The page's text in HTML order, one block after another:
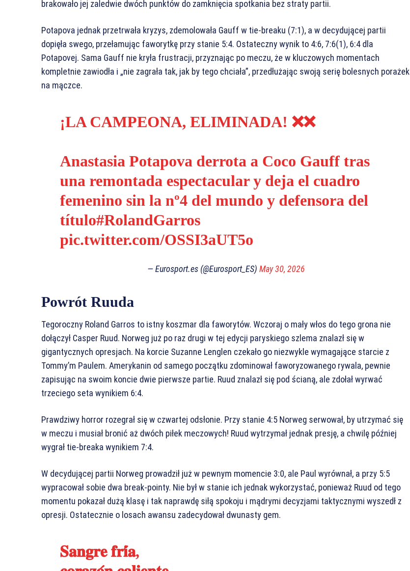
brakowało jej zaledwie dwóch punktów do zamknięcia spotkania bez straty partii.
Potapova jednak przetrwała kryzys, zdemolowała Gauff w tie-breaku (7:1), a w decydującej partii
dopięła swego, przełamując faworytkę przy stanie 5:4. Ostateczny wynik to 4:6, 7:6(1), 6:4 dla
Potapovej. Sama Gauff nie kryła frustracji, przyznając po meczu, że w kluczowych momentach
kompletnie zawiodła i „nie zagrała tak, jak by tego chciała”, przedłużając swoją serię bolesnych porażek
na mączce.
¡LA CAMPEONA, ELIMINADA! ❌❌
Anastasia Potapova derrota a Coco Gauff tras
una remontada espectacular y deja el cuadro
femenino sin la nº4 del mundo y defensora del
título#RolandGarros
pic.twitter.com/OSSI3aUT5o
— Eurosport.es (@Eurosport_ES) May 30, 2026
Powrót Ruuda
Tegoroczny Roland Garros to istny koszmar dla faworytów. Wczoraj o mały włos do tego grona nie
dołączył Casper Ruud. Norweg już po raz drugi w tej edycji paryskiego szlema znalazł się w
gigantycznych opresjach. Na korcie Suzanne Lenglen czekało go niezwykle wymagające starcie z
Tommy’m Paulem. Amerykanin od samego początku zdominował faworyzowanego rywala, pewnie
zapisując na swoim koncie dwie pierwsze partie. Ruud znalazł się pod ścianą, ale zdołał wyrwać
trzeciego seta wynikiem 6:4.
Prawdziwy horror rozegrał się w czwartej odsłonie. Przy stanie 4:5 Norweg serwował, by utrzymać się
w meczu i musiał bronić aż dwóch piłek meczowych! Ruud wytrzymał jednak presję, a chwilę później
wygrał tie-breaka wynikiem 7:4.
W decydującej partii Norweg prowadził już w pewnym momencie 3:0, ale Paul wyrównał, a przy 5:5
wypracował sobie dwa break-pointy. Nie był w stanie ich jednak wykorzystać, ponieważ Ruud od tego
momentu pokazał dużą klasę i tak naprawdę siłą spokoju i mądrymi decyzjami taktycznymi wyszedł z
opresji. Ostatecznie o losach awansu zadecydował dwunasty gem.
𝐒𝐚𝐧𝐠𝐫𝐞 𝐟𝐫𝐢́𝐚,